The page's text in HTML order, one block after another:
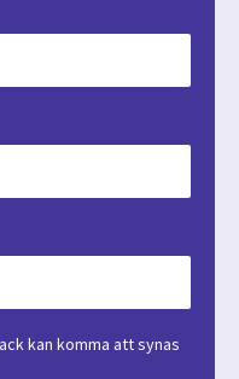
kan komma att synas